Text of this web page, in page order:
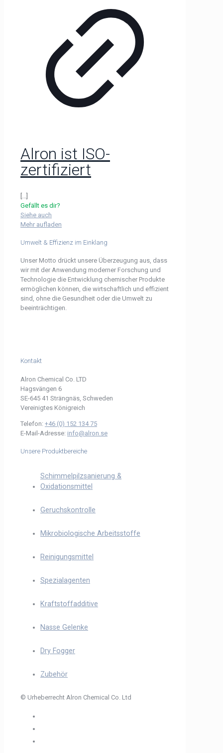
Alron ist ISO-
zertifiziert
[...]
Gefällt es dir?
Siehe auch
Mehr aufladen
Umwelt & Effizienz im Einklang
Unser Motto drückt unsere Überzeugung aus, dass
wir mit der Anwendung moderner Forschung und
Technologie die Entwicklung chemischer Produkte
ermöglichen können, die wirtschaftlich und effizient
sind, ohne die Gesundheit oder die Umwelt zu
beeinträchtigen.
Kontakt
Alron Chemical Co. LTD
Hagsvängen 6
SE-645 41 Strängnäs, Schweden
Vereinigtes Königreich
Telefon: +46 (0) 152 134 75
E-Mail-Adresse: info@alron.se
Unsere Produktbereiche
Schimmelpilzsanierung &
Oxidationsmittel
Geruchskontrolle
Mikrobiologische Arbeitsstoffe
Reinigungsmittel
Spezialagenten
Kraftstoffadditive
Nasse Gelenke
Dry Fogger
Zubehör
© Urheberrecht Alron Chemical Co. Ltd